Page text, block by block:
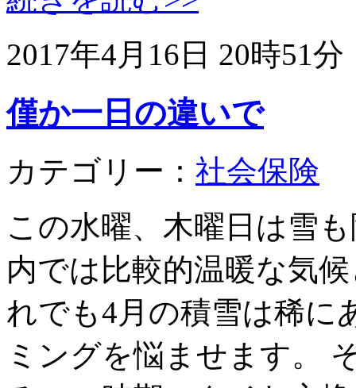
2017年4月16日 20時51分
僅か一日の違いで
カテゴリー： 社会保険
この水曜、木曜日は雪
内では比較的温暖な気
れでも4月の積雪は稀に
ミングを悩ませます。